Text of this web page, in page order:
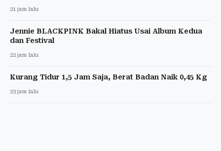
21 jam lalu
Jennie BLACKPINK Bakal Hiatus Usai Album Kedua
dan Festival
22 jam lalu
Kurang Tidur 1,5 Jam Saja, Berat Badan Naik 0,45 Kg
23 jam lalu